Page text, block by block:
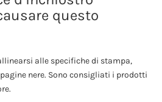
questo
alle specifiche di stampa,
nere. Sono consigliati i prodotti